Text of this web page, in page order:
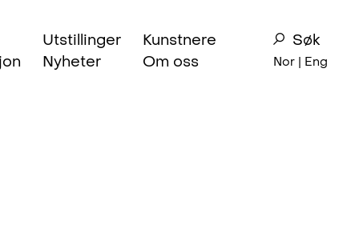
Utstillinger
Kunstnere
Nyheter Om oss
Søk
Nor | Eng